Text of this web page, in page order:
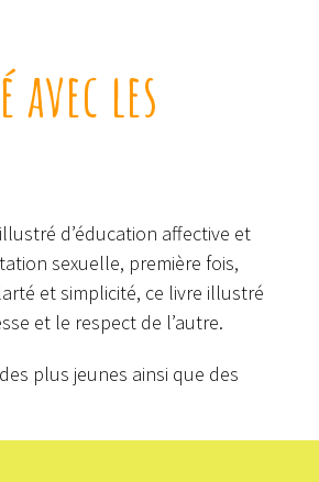
les
d’éducation affective et
sexuelle, première fois,
et simplicité, ce livre illustré
et le respect de l’autre.
plus jeunes ainsi que des